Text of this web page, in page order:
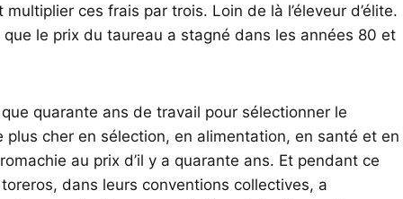
ces frais par trois. Loin de là l’éleveur d’élite.
le prix du taureau a stagné dans les années 80 et
quarante ans de travail pour sélectionner le
cher en sélection, en alimentation, en santé et en
au prix d’il y a quarante ans. Et pendant ce
dans leurs conventions collectives, a